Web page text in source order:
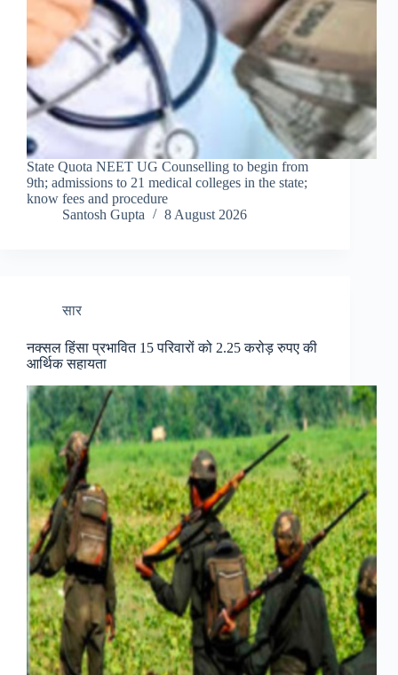
State Quota NEET UG Counselling to begin from
9th; admissions to 21 medical colleges in the state;
know fees and procedure
Santosh Gupta
8 August 2026
सार
नक्सल हिंसा प्रभावित 15 परिवारों को 2.25 करोड़ रुपए की
आर्थिक सहायता